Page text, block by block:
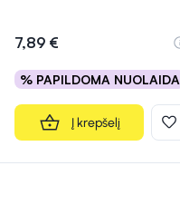
7,89 €
% PAPILDOMA NUOLAIDA
Į krepšelį